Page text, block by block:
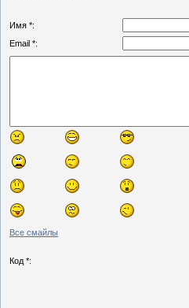
Имя *:
Email *:
Все смайлы
Код *: